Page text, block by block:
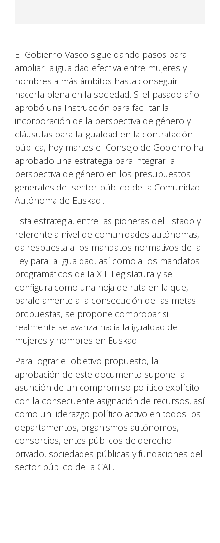
El Gobierno Vasco sigue dando pasos para
ampliar la igualdad efectiva entre mujeres y
hombres a más ámbitos hasta conseguir
hacerla plena en la sociedad. Si el pasado año
aprobó una Instrucción para facilitar la
incorporación de la perspectiva de género y
cláusulas para la igualdad en la contratación
pública, hoy martes el Consejo de Gobierno ha
aprobado una estrategia para integrar la
perspectiva de género en los presupuestos
generales del sector público de la Comunidad
Autónoma de Euskadi.
Esta estrategia, entre las pioneras del Estado y
referente a nivel de comunidades autónomas,
da respuesta a los mandatos normativos de la
Ley para la Igualdad, así como a los mandatos
programáticos de la XIII Legislatura y se
configura como una hoja de ruta en la que,
paralelamente a la consecución de las metas
propuestas, se propone comprobar si
realmente se avanza hacia la igualdad de
mujeres y hombres en Euskadi.
Para lograr el objetivo propuesto, la
aprobación de este documento supone la
asunción de un compromiso político explícito
con la consecuente asignación de recursos, así
como un liderazgo político activo en todos los
departamentos, organismos autónomos,
consorcios, entes públicos de derecho
privado, sociedades públicas y fundaciones del
sector público de la CAE.